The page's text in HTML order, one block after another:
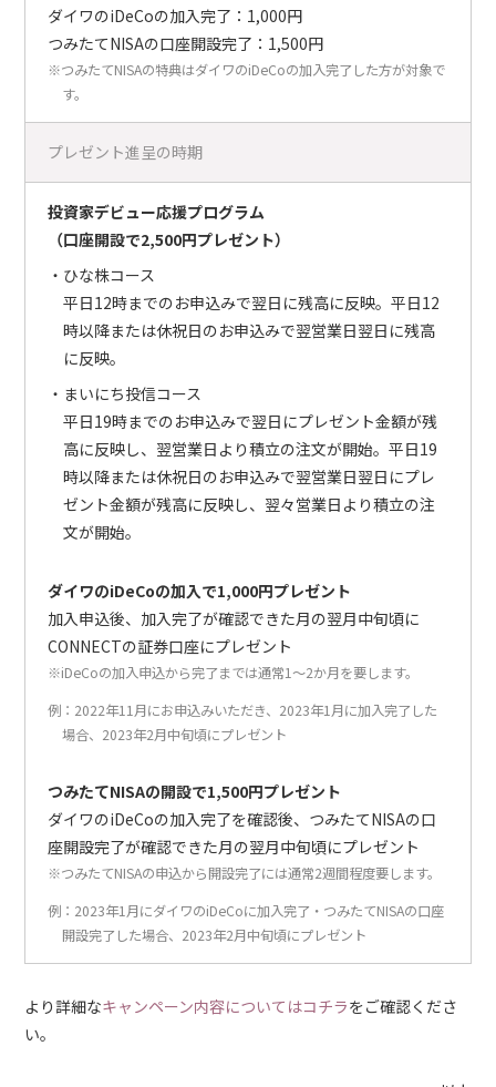
ダイワのiDeCoの加入完了：1,000円
つみたてNISAの口座開設完了：1,500円
※つみたてNISAの特典はダイワのiDeCoの加入完了した方が対象で
す。
プレゼント進呈の時期
投資家デビュー応援プログラム
（口座開設で2,500円プレゼント）
・ひな株コース
平日12時までのお申込みで翌日に残高に反映。平日12
時以降または休祝日のお申込みで翌営業日翌日に残高
に反映。
・まいにち投信コース
平日19時までのお申込みで翌日にプレゼント金額が残
高に反映し、翌営業日より積立の注文が開始。平日19
時以降または休祝日のお申込みで翌営業日翌日にプレ
ゼント金額が残高に反映し、翌々営業日より積立の注
文が開始。
ダイワのiDeCoの加入で1,000円プレゼント
加入申込後、加入完了が確認できた月の翌月中旬頃に
CONNECTの証券口座にプレゼント
※iDeCoの加入申込から完了までは通常1～2か月を要します。
例：2022年11月にお申込みいただき、2023年1月に加入完了した
場合、2023年2月中旬頃にプレゼント
つみたてNISAの開設で1,500円プレゼント
ダイワのiDeCoの加入完了を確認後、つみたてNISAの口
座開設完了が確認できた月の翌月中旬頃にプレゼント
※つみたてNISAの申込から開設完了には通常2週間程度要します。
例：2023年1月にダイワのiDeCoに加入完了・つみたてNISAの口座
開設完了した場合、2023年2月中旬頃にプレゼント
より詳細なキャンペーン内容についてはコチラをご確認くださ
い。